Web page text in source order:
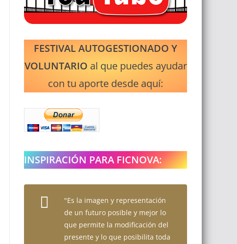
FESTIVAL AUTOGESTIONADO Y
VOLUNTARIO al que puedes ayudar
con tu aporte desde aquí:
INSPIRACIÓN PARA FICNOVA:
"Es la imagen y representación
de un futuro posible y mejor lo
que permite la modificación del
presente y lo que posibilita toda